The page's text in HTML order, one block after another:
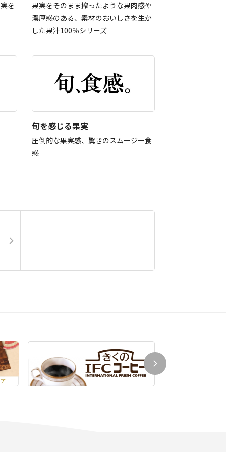
を
果実をそのまま搾ったような果肉感や
濃厚感のある、素材のおいしさを生か
した果汁100％シリーズ
旬を感じる果実
圧倒的な果実感、驚きのスムージー食
感